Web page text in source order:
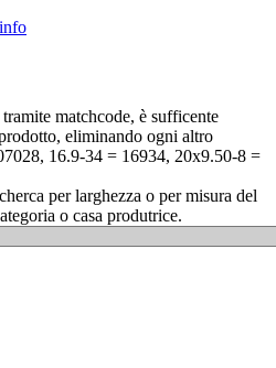
matchcode, è sufficente
eliminando ogni altro
16.9-34 = 16934, 20x9.50-8 =
per larghezza o per misura del
o casa produtrice.